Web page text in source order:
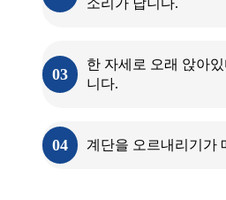
소리가 납니다.
03
한 자세로 오래 앉아
니다.
04 계단을 오르내리기가